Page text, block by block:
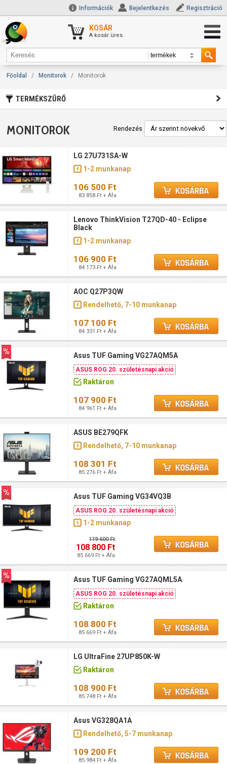
Információk Bejelentkezés Regisztráció
KOSÁR
A kosár üres.
Főoldal / Monitorok / Monitorok
TERMÉKSZŰRŐ
MONITOROK Rendezés
LG 27U731SA-W
1-2 munkanap
106 500 Ft
83 858 Ft + Áfa
Lenovo ThinkVision T27QD-40 - Eclipse
Black
1-2 munkanap
106 900 Ft
84 173 Ft + Áfa
AOC Q27P3QW
Rendelhető, 7-10 munkanap
107 100 Ft
84 331 Ft + Áfa
Asus TUF Gaming VG27AQM5A
ASUS ROG 20. születésnapi akció
Raktáron
107 900 Ft
84 961 Ft + Áfa
ASUS BE279QFK
Rendelhető, 7-10 munkanap
108 301 Ft
85 276 Ft + Áfa
Asus TUF Gaming VG34VQ3B
ASUS ROG 20. születésnapi akció
1-2 munkanap
119 600 Ft
108 800 Ft
85 669 Ft + Áfa
Asus TUF Gaming VG27AQML5A
ASUS ROG 20. születésnapi akció
Raktáron
108 800 Ft
85 669 Ft + Áfa
LG UltraFine 27UP850K-W
Raktáron
108 900 Ft
85 748 Ft + Áfa
Asus VG328QA1A
Rendelhető, 5-7 munkanap
109 200 Ft
85 984 Ft + Áfa